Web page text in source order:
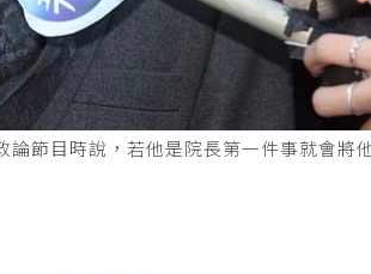
節目時說，若他是院長第一件事就會將